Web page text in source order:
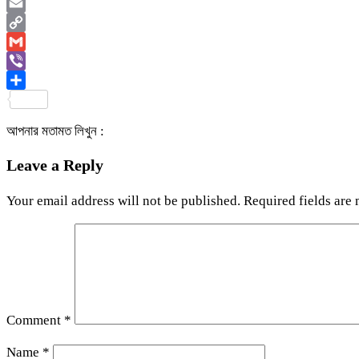
Email
Copy
Link
Gmail
Viber
আপনার মতামত লিখুন :
Leave a Reply
Your email address will not be published. Required fields are
Comment *
Name *